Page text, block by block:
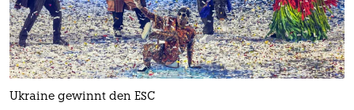
Ukraine gewinnt den ESC